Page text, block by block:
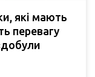
які мають
перевагу